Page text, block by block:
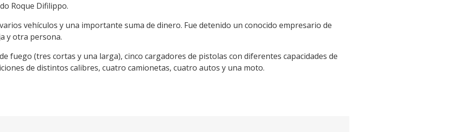
Roque Difilippo.
vehículos y una importante suma de dinero. Fue detenido un conocido empresario de
y otra persona.
fuego (tres cortas y una larga), cinco cargadores de pistolas con diferentes capacidades de
de distintos calibres, cuatro camionetas, cuatro autos y una moto.